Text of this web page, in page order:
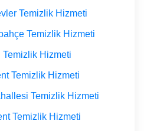
Temizlik Hizmeti
Temizlik Hizmeti
Temizlik Hizmeti
Temizlik Hizmeti
Temizlik Hizmeti
Temizlik Hizmeti